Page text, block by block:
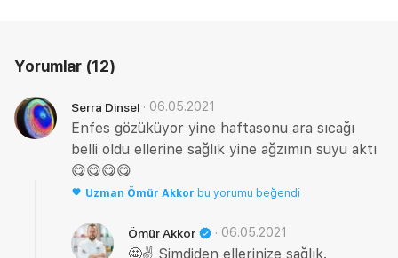
Yorumlar (12)
Serra Dinsel · 06.05.2021
Enfes gözüküyor yine haftasonu ara sıcağı
belli oldu ellerine sağlık yine ağzımın suyu aktı
😋😋😋😋
Uzman Ömür Akkor bu yorumu beğendi
Ömür Akkor · 06.05.2021
🤩✌️ Şimdiden ellerinize sağlık.